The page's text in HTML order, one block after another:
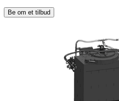
Be om et tilbud